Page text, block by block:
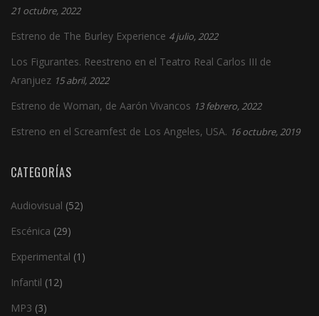
21 octubre, 2022
Estreno de The Burley Experience 4 julio, 2022
Los Figurantes. Reestreno en el Teatro Real Carlos III de
Aranjuez 15 abril, 2022
Estreno de Woman, de Aarón Vivancos 13 febrero, 2022
Estreno en el Screamfest de Los Angeles, USA. 16 octubre, 2019
CATEGORÍAS
Audiovisual (52)
Escénica (29)
Experimental (1)
Infantil (12)
MP3 (3)